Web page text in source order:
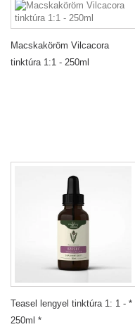
Macskaköröm Vilcacora
tinktúra 1:1 - 250ml
Teasel lengyel tinktúra 1: 1 - *
250ml *